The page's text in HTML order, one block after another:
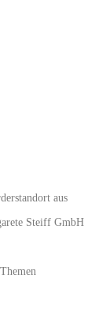
aus
Steiff GmbH